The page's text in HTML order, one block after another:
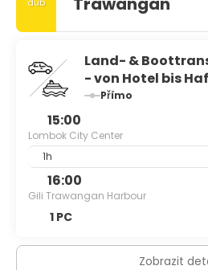
dub
Land- &
- von Hotel bis
Přímo
15:00
Lombok City Center
1h
16:00
Gili Trawangan Harbour
1 PC
Zobrazit